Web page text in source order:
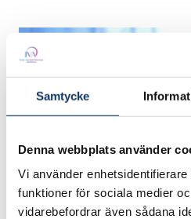
Samtycke
Denna webbplats använder
Vi använder
funktioner för sociala medier
vidarebefordrar även sådana